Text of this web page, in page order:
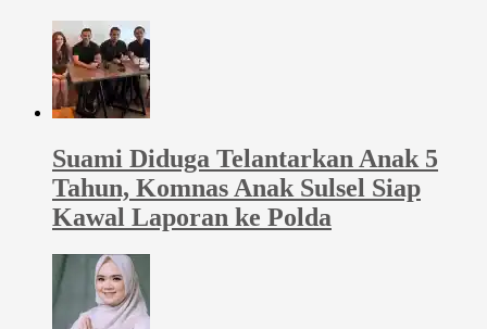
Suami Diduga Telantarkan Anak 5
Tahun, Komnas Anak Sulsel Siap
Kawal Laporan ke Polda